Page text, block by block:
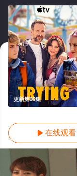
更新第05集
 在线观看